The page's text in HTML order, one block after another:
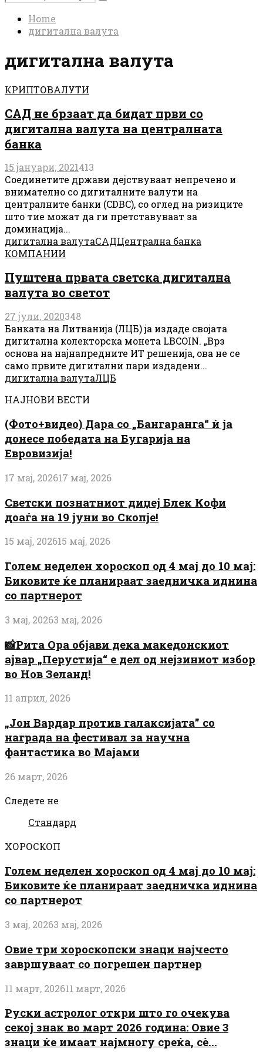
for:
Search
Home
дигитална валута
дигитална валута
КРИПТОВАЛУТИ
САД не брзаат да бидат први со
дигитална валута на централната
банка
15 јануари, 2021413
Соединетите држави дејствуваат непречено и
внимателно со дигиталните валути на
централните банки (CDBC), со оглед на ризиците
што тие можат да ги претставуваат за
доминација...
дигитална валутаСАДЦентрална банка
КОМПАНИИ
Пуштена првата светска дигитална
валута во светот
27 јули, 2020348
Банката на Литванија (ЛЦБ) ја издаде својата
дигитална колекторска монета LBCOIN. „Врз
основа на најнапредните ИТ решенија, ова не се
само првите дигитални пари издадени...
дигитална валутаЛЦБ
НАЈНОВИ ВЕСТИ
(Фото+видео) Дара со „Бангаранга“ ѝ ја
донесе победата на Бугарија на
Евровизија!
17 мај, 202617 мај, 2026
Светски познатниот диџеј Блек Кофи
доаѓа на 19 јуни во Скопје!
15 мај, 202615 мај, 2026
Голем неделен хороскоп од 4 мај до 10 мај:
Биковите ќе планираат заедничка иднина
со партнерот
3 мај, 20263 мај, 2026
📸Рита Ора објави дека македонскиот
ајвар „Перустија“ е дел од нејзиниот избор
во Нов Зеланд!
11 април, 2026
„Јон Вардар против галаксијата” со
награда на фестивал за научна
фантастика во Мајами
26 март, 2026
Следете не
Стандард
ХОРОСКОП
Голем неделен хороскоп од 4 мај до 10 мај:
Биковите ќе планираат заедничка иднина
со партнерот
3 мај, 20263 мај, 2026
Овие три хороскопски знаци најчесто
завршуваат со погрешен партнер
11 март, 202611 март, 2026
Руски астролог откри што го очекува
секој знак во март 2026 година: Овие 3
знаци ќе имаат најмногу среќа, сè...